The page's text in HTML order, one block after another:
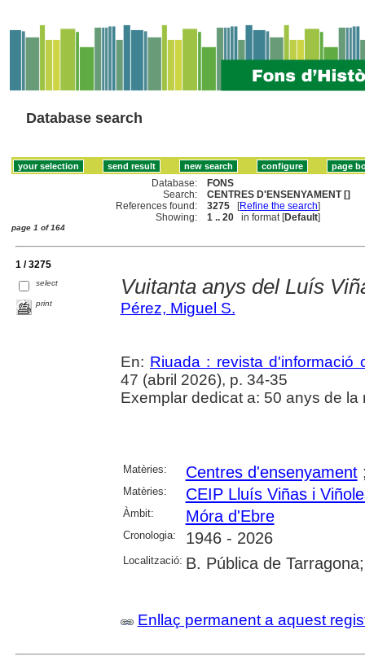
Database search
Database:
FONS
Search:
CENTRES D'ENSENYAMENT []
References found:
3275 [Refine the search]
Showing:
1 .. 20 in format [Default]
page 1 of 164
1 / 3275
select
print
Vuitanta anys del Luís
Pérez, Miguel S.
En: Riuada : revista d'informació
47 (abril 2026), p. 34-35
Exemplar dedicat a: 50 anys de la
Matèries: Centres d'ensenyament
Matèries: CEIP Lluís Viñas i
Àmbit: Móra d'Ebre
Cronologia: 1946 - 2026
Localització: B. Pública de
Enllaç permanent a aquest